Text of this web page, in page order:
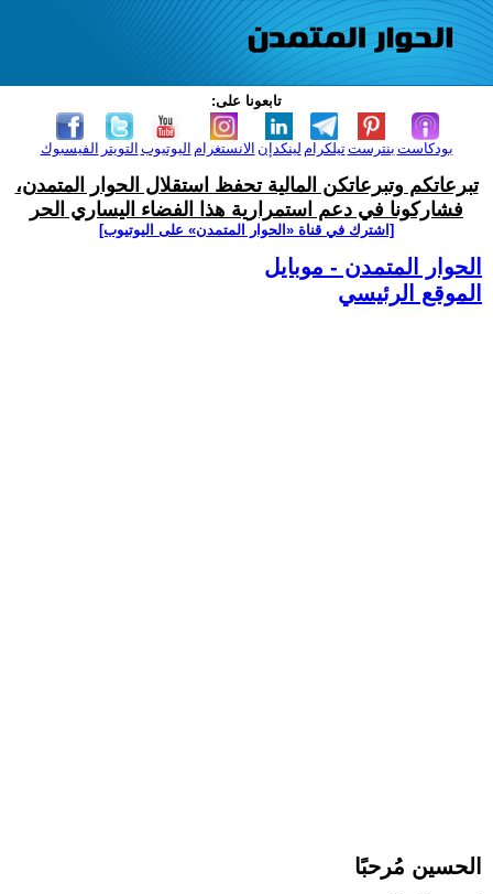
تابعونا على:
الفيسبوك التويتر اليوتيوب الانستغرام لينكدإن تيلكرامبنترست بودكاست
تبرعاتكم وتبرعاتكن المالية تحفظ استقلال الحوار المتمدن،
فشاركونا في دعم استمرارية هذا الفضاء اليساري الحر
[اشترك في قناة ‫«الحوار المتمدن» على اليوتيوب]
الحوار المتمدن - موبايل
الموقع الرئيسي
الحسين مُرحبًا